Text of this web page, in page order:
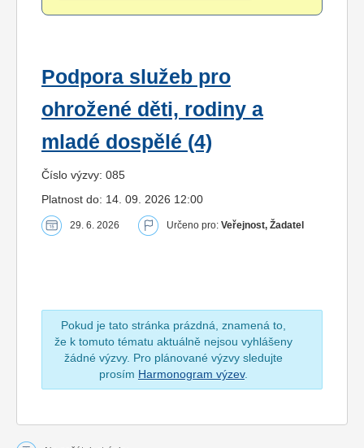
Podpora služeb pro
ohrožené děti, rodiny a
mladé dospělé (4)
Číslo výzvy: 085
Platnost do: 14. 09. 2026 12:00
29. 6. 2026 Určeno pro: Veřejnost, Žadatel
Pokud je tato stránka prázdná, znamená to,
že k tomuto tématu aktuálně nejsou vyhlášeny
žádné výzvy. Pro plánované výzvy sledujte
prosím Harmonogram výzev.